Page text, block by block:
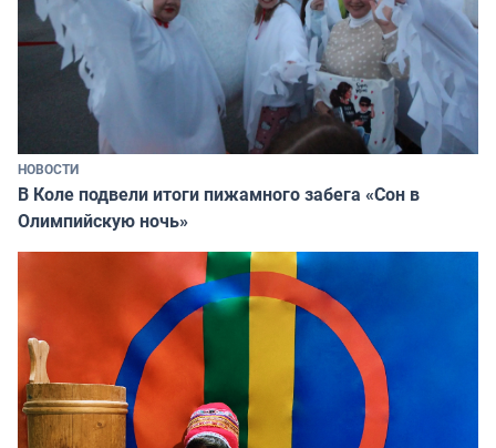
НОВОСТИ
В Коле подвели итоги пижамного забега «Сон в
Олимпийскую ночь»